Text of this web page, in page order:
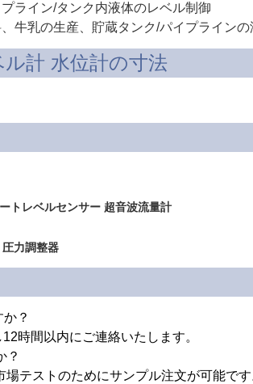
ライン/タンク内液体のレベル制御
牛乳の生産、貯蔵タンク/パイプラインの
計 水位計の寸法
トレベルセンサー 超音波流量計
圧力調整器
？
時間以内にご連絡いたします。
？
テストのためにサンプル注文が可能で